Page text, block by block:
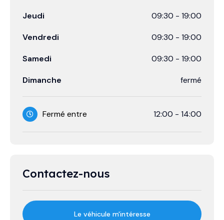
Jeudi 09:30 - 19:00
Vendredi 09:30 - 19:00
Samedi 09:30 - 19:00
Dimanche fermé
Fermé entre 12:00 - 14:00
Contactez-nous
Le véhicule m'intéresse